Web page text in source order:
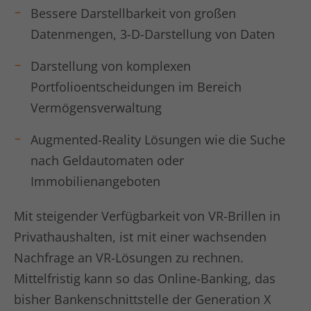
Bessere Darstellbarkeit von großen
Datenmengen, 3-D-Darstellung von Daten
Darstellung von komplexen
Portfolioentscheidungen im Bereich
Vermögensverwaltung
Augmented-Reality Lösungen wie die Suche
nach Geldautomaten oder
Immobilienangeboten
Mit steigender Verfügbarkeit von VR-Brillen in
Privathaushalten, ist mit einer wachsenden
Nachfrage an VR-Lösungen zu rechnen.
Mittelfristig kann so das Online-Banking, das
bisher Bankenschnittstelle der Generation X
LinkedIn setzt dieses Cookie, um die
Nutzung von eingebetteten Diensten zu
verfolgen.
Name li_gc
Anbieter LinkedIn
Laufzeit 6 Monate
Zweck
Zustimmung des Besuchers zur
Verwendung von Cookies für nicht
wesentliche Zwecke zu speichern.
Name lidc